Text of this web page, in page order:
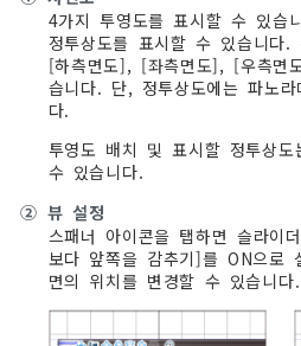
4가지 투영도를 표시할 수 있습
정투상도를 표시할 수 있습니다.
[하측면도], [좌측면도], [우측
습니다. 단, 정투상도에는 파노
다.
투영도 배치 및 표시할 정투상
수 있습니다.
② 뷰 설정
스패너 아이콘을 탭하면 슬라이
보다 앞쪽을 감추기]를 ON으로
면의 위치를 변경할 수 있습니다.